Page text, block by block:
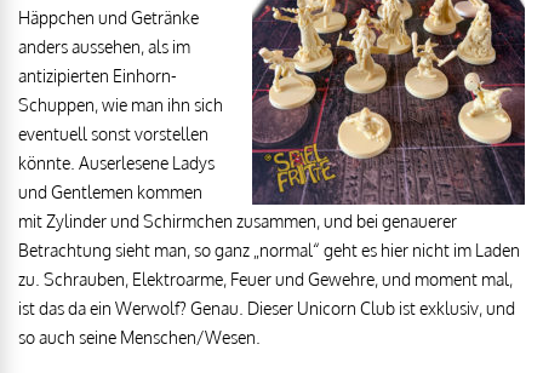
Häppchen und Getränke
anders aussehen, als im
antizipierten Einhorn-
Schuppen, wie man ihn sich
eventuell sonst vorstellen
könnte. Auserlesene Ladys
und Gentlemen kommen
mit Zylinder und Schirmchen zusammen, und bei genauerer
Betrachtung sieht man, so ganz „normal“ geht es hier nicht im Laden
zu. Schrauben, Elektroarme, Feuer und Gewehre, und moment mal,
ist das da ein Werwolf? Genau. Dieser Unicorn Club ist exklusiv, und
so auch seine Menschen/Wesen.